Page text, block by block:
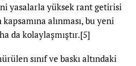
yasalarla yüksek rant getirisi
kapsamına alınması, bu yeni
da kolaylaşmıştır.[5]
sınıf ve baskı altındaki